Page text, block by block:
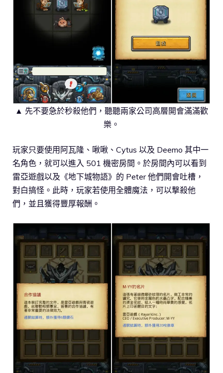
▲ 先不要急於秒殺他們，聽聽兩家公司高層開會滿滿歡
樂。
玩家只要使用阿瓦隆、啾啾、Cytus 以及 Deemo 其中一
名角色，就可以進入 501 機密房間。於房間內可以看到
雷亞遊戲以及《地下城物語》的 Peter 他們開會吐槽，
對白搞怪。此時，玩家若使用全體魔法，可以撃殺他
們，並且獲得豐厚報酬。